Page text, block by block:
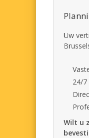
Uw
24/
Wilt u